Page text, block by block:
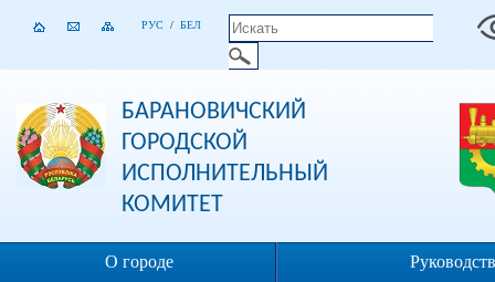
РУС / БЕЛ
БАРАНОВИЧСКИЙ
ГОРОДСКОЙ
ИСПОЛНИТЕЛЬНЫЙ
КОМИТЕТ
О городе